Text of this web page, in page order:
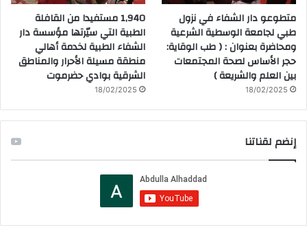
متطوعو دار الشفاء في نزول
طبي لجامعة الوسطية الشرعية
ومحاضرة بعنوان : ( طب الوقاية:
حجر الأساس لصحة المجتمعات
بين العلم والشريعة )
18/02/2025
1,940 مستفيدا من القافلة
الطبية التي سيّرتها مؤسسة دار
الشفاء الطبية لخدمة أهالي
منطقة مسيلة الأحرار والمناطق
الشرقية بوادي حضرموت
18/02/2025
إنضم لقناتنا